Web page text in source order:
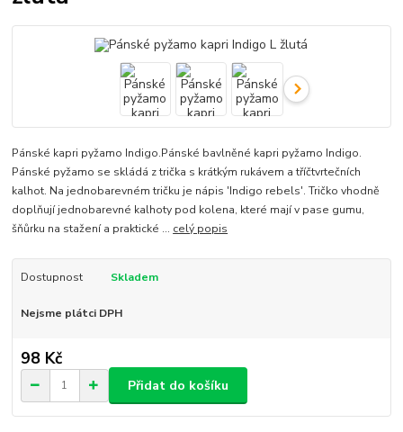
Pánské kapri pyžamo Indigo.Pánské bavlněné kapri pyžamo Indigo.
Pánské pyžamo se skládá z trička s krátkým rukávem a tříčtvrtečních
kalhot. Na jednobarevném tričku je nápis 'Indigo rebels'. Tričko vhodně
doplňují jednobarevné kalhoty pod kolena, které mají v pase gumu,
šňůrku na stažení a praktické ... celý popis
Dostupnost Skladem
Nejsme plátci DPH
98 Kč
Přidat do košíku